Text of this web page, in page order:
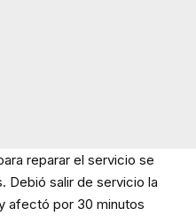
reparar el servicio se
Debió salir de servicio la
afectó por 30 minutos